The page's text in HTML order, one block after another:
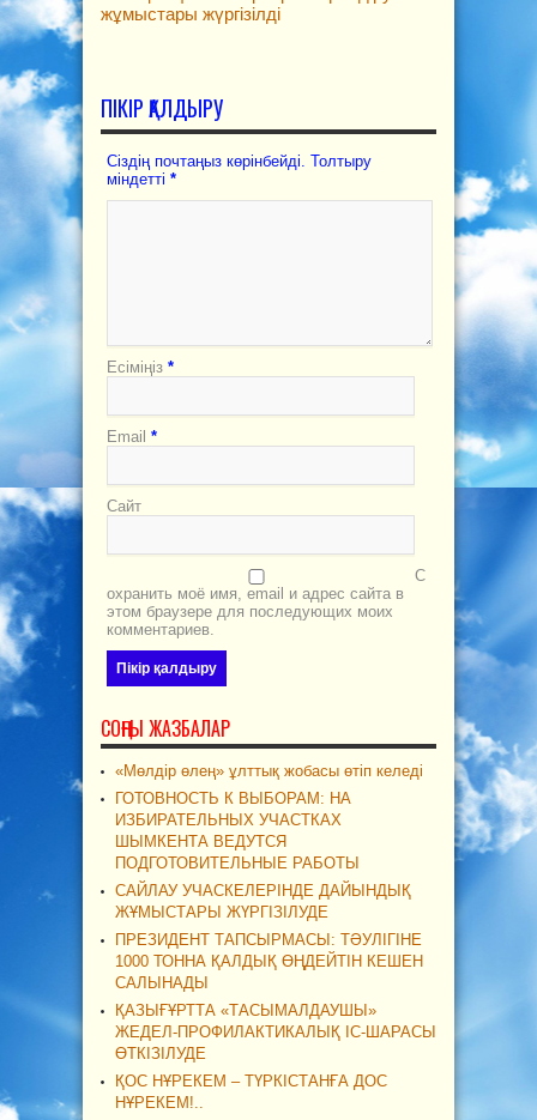
жұмыстары жүргізілді
ПІКІР ҚАЛДЫРУ
Сіздің почтаңыз көрінбейді. Толтыру
міндетті *
Есіміңіз *
Email *
Сайт
С
охранить моё имя, email и адрес сайта в
этом браузере для последующих моих
комментариев.
СОҢҒЫ ЖАЗБАЛАР
«Мөлдір өлең» ұлттық жобасы өтіп келеді
ГОТОВНОСТЬ К ВЫБОРАМ: НА
ИЗБИРАТЕЛЬНЫХ УЧАСТКАХ
ШЫМКЕНТА ВЕДУТСЯ
ПОДГОТОВИТЕЛЬНЫЕ РАБОТЫ
САЙЛАУ УЧАСКЕЛЕРІНДЕ ДАЙЫНДЫҚ
ЖҰМЫСТАРЫ ЖҮРГІЗІЛУДЕ
ПРЕЗИДЕНТ ТАПСЫРМАСЫ: ТӘУЛІГІНЕ
1000 ТОННА ҚАЛДЫҚ ӨҢДЕЙТІН КЕШЕН
САЛЫНАДЫ
ҚАЗЫҒҰРТТА «ТАСЫМАЛДАУШЫ»
ЖЕДЕЛ-ПРОФИЛАКТИКАЛЫҚ ІС-ШАРАСЫ
ӨТКІЗІЛУДЕ
ҚОС НҰРЕКЕМ – ТҮРКІСТАНҒА ДОС
НҰРЕКЕМ!..